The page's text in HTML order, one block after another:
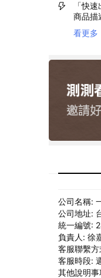
「快
商品描
看更多
公司名稱:
公司地址:
統一編號:
負責人: 徐
客服聯繫
客服時段:
其他說明